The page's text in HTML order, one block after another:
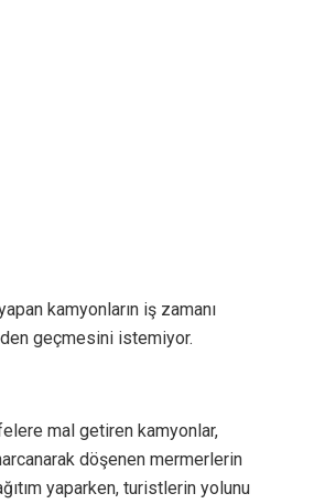
kamyonların iş zamanı
geçmesini istemiyor.
mal getiren kamyonlar,
döşenen mermerlerin
yaparken, turistlerin yolunu